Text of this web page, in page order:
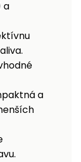
a
a